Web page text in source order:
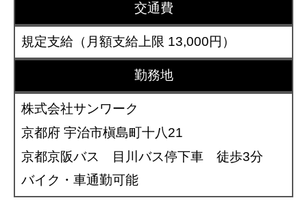
交通費
規定支給（月額支給上限 13,000円）
勤務地
株式会社サンワーク
京都府 宇治市槇島町十八21
京都京阪バス 目川バス停下車 徒歩3分
バイク・車通勤可能